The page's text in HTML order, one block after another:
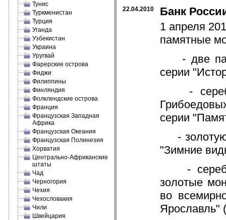
Тунис
Туркменистан
Турция
Уганда
Узбекистан
Украина
Уругвай
Фарерские острова
Фиджи
Филиппины
Финляндия
Фолклендские острова
Франция
Французская Западная
Африка
Французская Океания
Французская Полинезия
Хорватия
Центрально-Африканские
штаты
Чад
Черногория
Чехия
Чехословакия
Чили
Швейцария
22.04.2010
Банк
1 апреля
памятные
- две
серии
-
серии
- золотую
"Зимние
-
золотые
во
Ярославль"